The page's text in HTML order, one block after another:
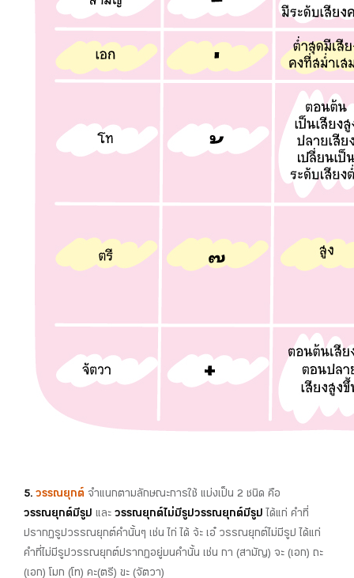
5. วรรณยุกต์ จำแนกตามลักษณะการใช้ แบ่งเป็น 2 ชนิด คือ
วรรณยุกต์มีรูป และ วรรณยุกต์ไม่มีรูปวรรณยุกต์มีรูป ได้แก่ คำที่
ปรากฏรูปวรรณยุกต์คำนั้นๆ เช่น ไก่ ได้ จ้ะ เอ๋ วรรณยุกต์ไม่มีรูป ได้แก่
คำที่ไม่มีรูปวรรณยุกต์ปรากฏอยู่บนคำนั้น เช่น กา (สามัญ) จะ (เอก) ถะ
(เอก) โมก (โท) คะ(ตรี) ขะ (จัตวา)